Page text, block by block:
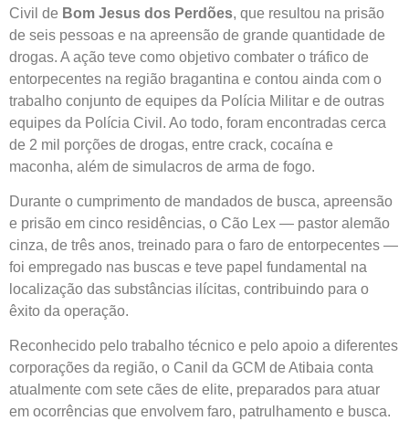
Civil de Bom Jesus dos Perdões, que resultou na prisão
de seis pessoas e na apreensão de grande quantidade de
drogas. A ação teve como objetivo combater o tráfico de
entorpecentes na região bragantina e contou ainda com o
trabalho conjunto de equipes da Polícia Militar e de outras
equipes da Polícia Civil. Ao todo, foram encontradas cerca
de 2 mil porções de drogas, entre crack, cocaína e
maconha, além de simulacros de arma de fogo.
Durante o cumprimento de mandados de busca, apreensão
e prisão em cinco residências, o Cão Lex — pastor alemão
cinza, de três anos, treinado para o faro de entorpecentes —
foi empregado nas buscas e teve papel fundamental na
localização das substâncias ilícitas, contribuindo para o
êxito da operação.
Reconhecido pelo trabalho técnico e pelo apoio a diferentes
corporações da região, o Canil da GCM de Atibaia conta
atualmente com sete cães de elite, preparados para atuar
em ocorrências que envolvem faro, patrulhamento e busca.